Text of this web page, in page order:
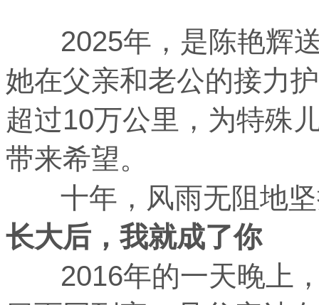
2025年，是陈艳辉送
她在父亲和老公的接力
超过10万公里，为特殊
带来希望。
十年，风雨无阻地坚
长大后，我就成了你
2016年的一天晚上，